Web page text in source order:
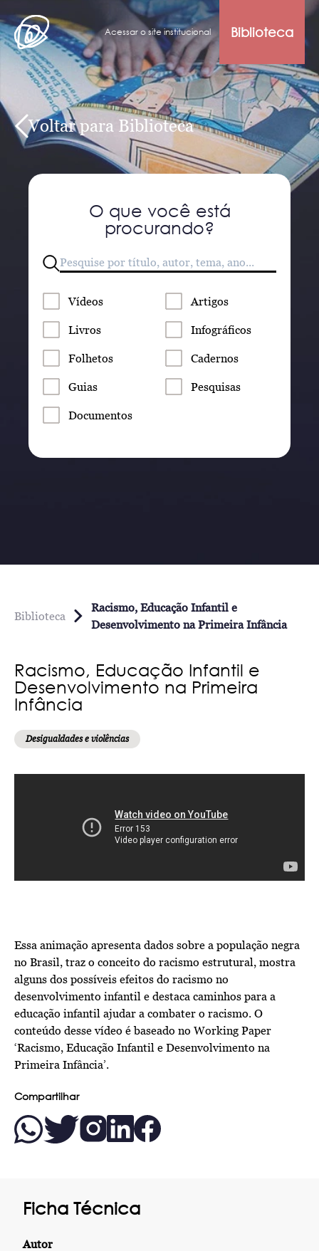
Acessar o site institucional Biblioteca
Voltar para Biblioteca
O que você está
procurando?
Vídeos Artigos
Livros Infográficos
Folhetos Cadernos
Guias Pesquisas
Documentos
Biblioteca
Racismo, Educação Infantil e
Desenvolvimento na Primeira Infância
Ficha Técnica
Autor
Racismo, Educação Infantil e
Desenvolvimento na Primeira
Infância
Desigualdades e violências
Essa animação apresenta dados sobre a população negra
no Brasil, traz o conceito do racismo estrutural, mostra
alguns dos possíveis efeitos do racismo no
desenvolvimento infantil e destaca caminhos para a
educação infantil ajudar a combater o racismo. O
conteúdo desse vídeo é baseado no Working Paper
‘Racismo, Educação Infantil e Desenvolvimento na
Primeira Infância’.
Compartilhar